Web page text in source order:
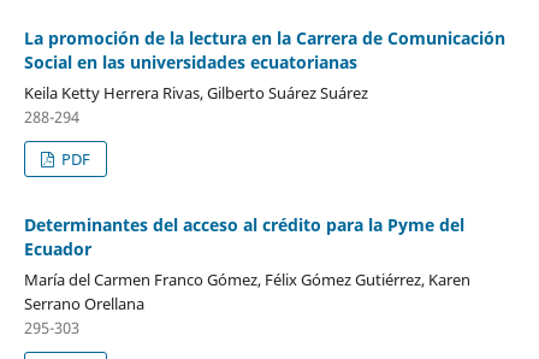
La promoción de la lectura en la Carrera de Comunicación
Social en las universidades ecuatorianas
Keila Ketty Herrera Rivas, Gilberto Suárez Suárez
288-294
PDF
Determinantes del acceso al crédito para la Pyme del
Ecuador
María del Carmen Franco Gómez, Félix Gómez Gutiérrez, Karen
Serrano Orellana
295-303